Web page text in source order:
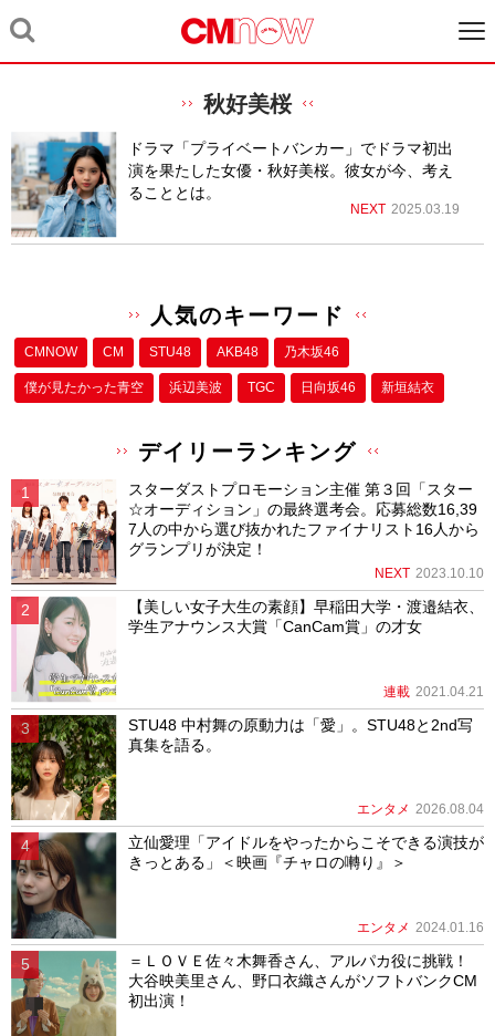
秋好美桜
ドラマ「プライベートバンカー」でドラマ初出
演を果たした女優・秋好美桜。彼女が今、考え
ることとは。
NEXT 2025.03.19
人気のキーワード
CMNOW CM STU48 AKB48 乃木坂46
僕が⾒たかった⻘空 浜辺美波 TGC 日向坂46 新垣結衣
デイリーランキング
スターダストプロモーション主催 第３回「スター
☆オーディション」の最終選考会。応募総数16,39
7人の中から選び抜かれたファイナリスト16人から
グランプリが決定！
NEXT 2023.10.10
【美しい女子大生の素顔】早稲田大学・渡邉結衣、
学生アナウンス大賞「CanCam賞」の才女
連載 2021.04.21
STU48 中村舞の原動力は「愛」。STU48と2nd写
真集を語る。
エンタメ 2026.08.04
立仙愛理「アイドルをやったからこそできる演技が
きっとある」＜映画『チャロの囀り』＞
エンタメ 2024.01.16
＝ＬＯＶＥ佐々木舞香さん、アルパカ役に挑戦！
大谷映美里さん、野口衣織さんがソフトバンクCM
初出演！